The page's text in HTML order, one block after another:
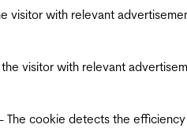
with relevant
visitor with relevant
cookie detects the